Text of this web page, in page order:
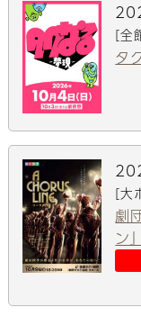
[全
タ
[大
劇
ン』